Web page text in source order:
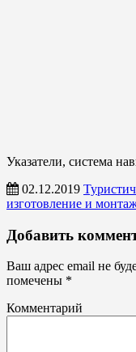
Указатели, система
02.12.2019
изготовление и
Указатели,
система
навигации
Добавить
Ваш адрес email не
помечены *
Комментарий